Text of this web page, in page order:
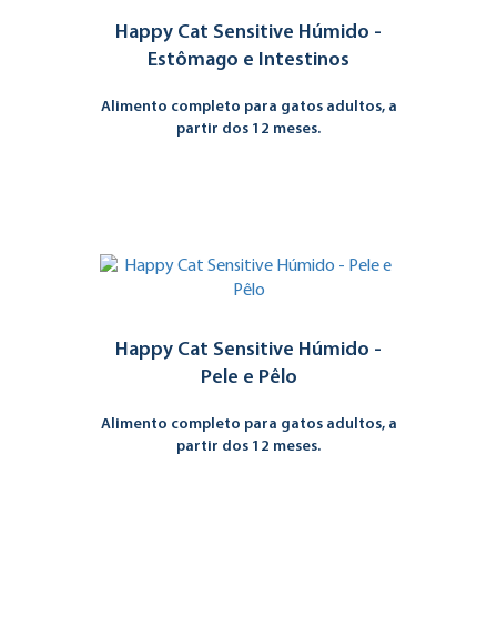
Happy Cat Sensitive Húmido -
Estômago e Intestinos
Alimento completo para gatos adultos, a
partir dos 12 meses.
Happy Cat Sensitive Húmido -
Pele e Pêlo
Alimento completo para gatos adultos, a
partir dos 12 meses.